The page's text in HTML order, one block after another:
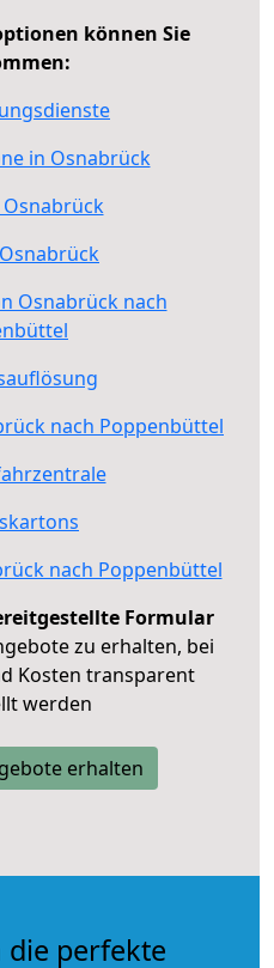
können Sie
in Osnabrück
Osnabrück nach
nach Poppenbüttel
nach Poppenbüttel
Formular
zu erhalten, bei
Kosten transparent
werden
erhalten
perfekte